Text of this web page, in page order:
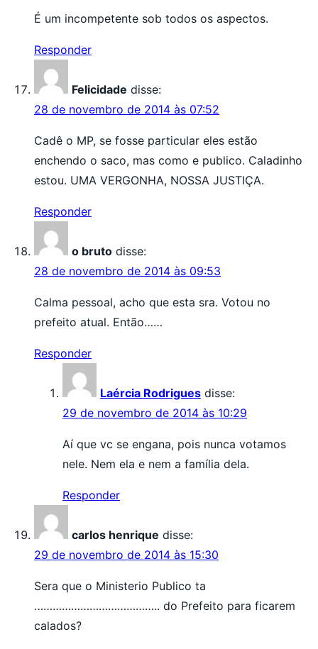
É um incompetente sob todos os aspectos.
Responder
Felicidade disse:
28 de novembro de 2014 às 07:52
Cadê o MP, se fosse particular eles estão
enchendo o saco, mas como e publico. Caladinho
estou. UMA VERGONHA, NOSSA JUSTIÇA.
Responder
o bruto disse:
28 de novembro de 2014 às 09:53
Calma pessoal, acho que esta sra. Votou no
prefeito atual. Então……
Responder
Laércia Rodrigues disse:
29 de novembro de 2014 às 10:29
Aí que vc se engana, pois nunca votamos
nele. Nem ela e nem a família dela.
Responder
carlos henrique disse:
29 de novembro de 2014 às 15:30
Sera que o Ministerio Publico ta
………………………………….. do Prefeito para ficarem
calados?